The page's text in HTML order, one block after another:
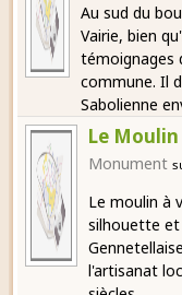
Au sud du
Vairie, bien
témoignages
commune. Il
Sabolienne
Le
Monument
Le moulin à
silhouette et
l'artisanat